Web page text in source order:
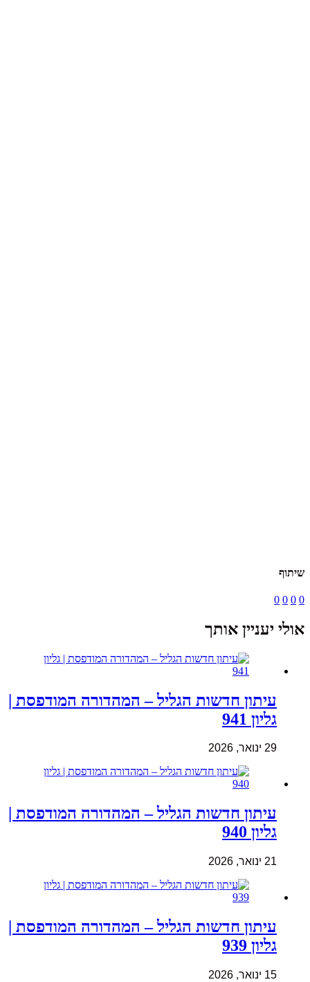
שיתוף
0
0
0
0
אולי יעניין אותך
עיתון חדשות הגליל – המהדורה המודפסת |
גליון 941
29 ינואר, 2026
עיתון חדשות הגליל – המהדורה המודפסת |
גליון 940
21 ינואר, 2026
עיתון חדשות הגליל – המהדורה המודפסת |
גליון 939
15 ינואר, 2026